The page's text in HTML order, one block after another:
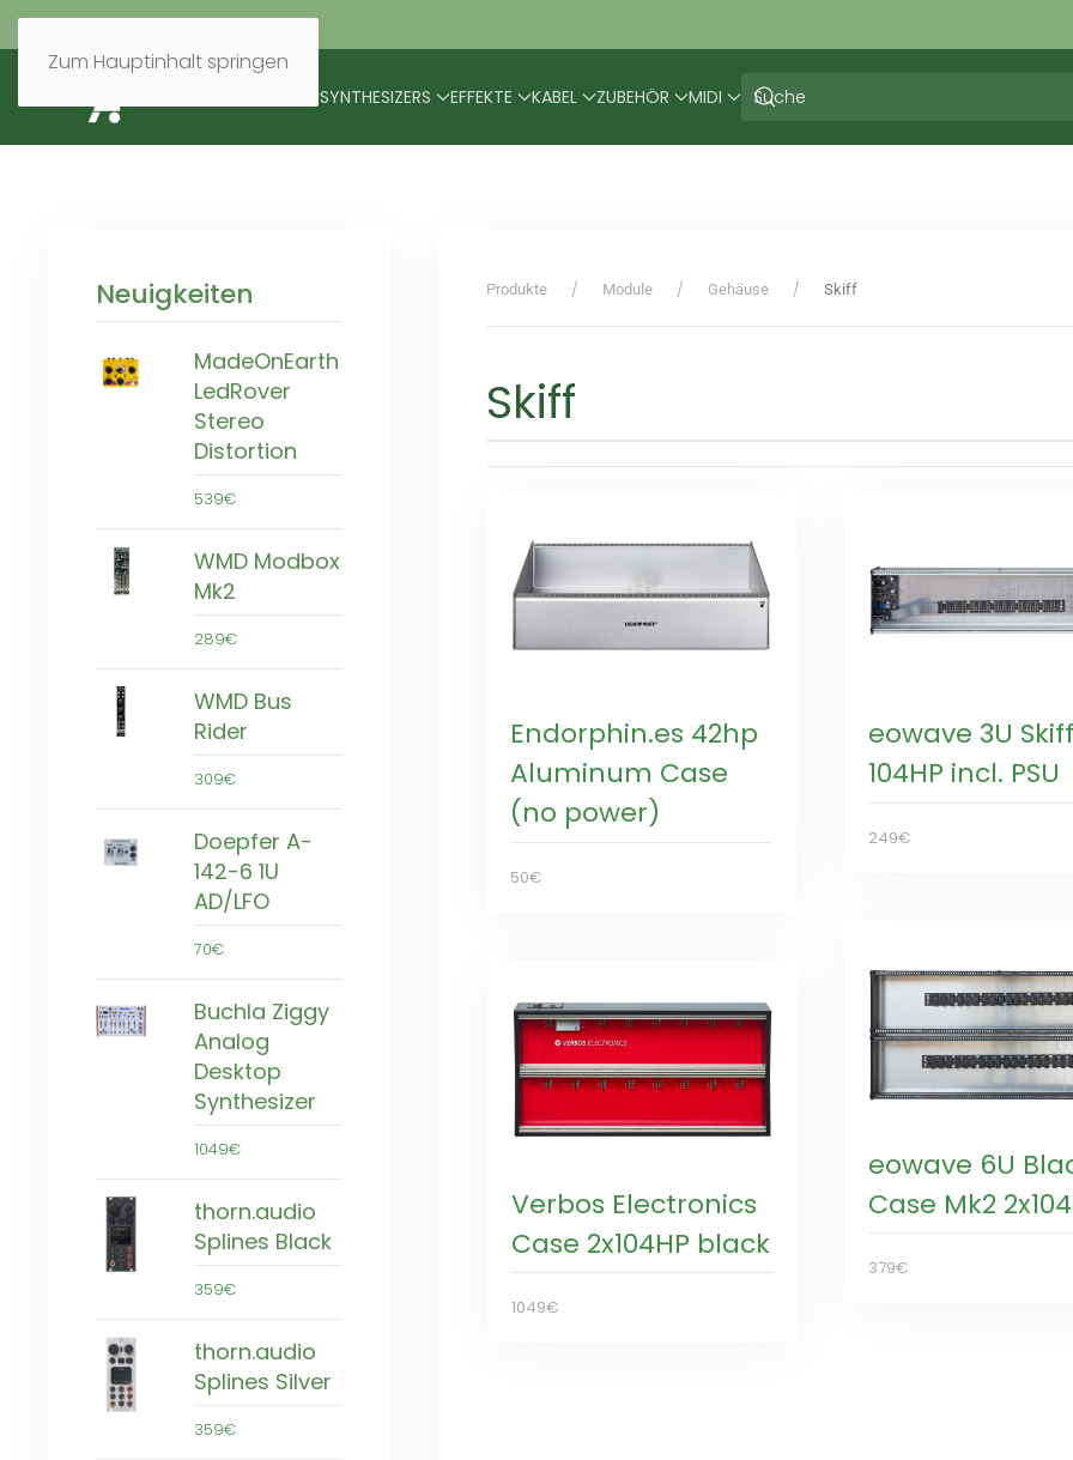
Zum Hauptinhalt springen
SYNTHESIZERS EFFEKTE KABEL ZUBEHÖR MIDI
Neuigkeiten
MadeOnEarth
LedRover
Stereo
Distortion
539€
WMD Modbox
Mk2
289€
WMD Bus
Rider
309€
Doepfer A-
142-6 1U
AD/LFO
70€
Buchla Ziggy
Analog
Desktop
Synthesizer
1049€
thorn.audio
Splines Black
359€
thorn.audio
Splines Silver
359€
Produkte Module Gehäuse Skiff
Skiff
Endorphin.es 42hp
Aluminum Case
(no power)
50€
eowave 3U Skiff
104HP incl. PSU
249€
eowave 6U
Case Mk2
379€
Verbos Electronics
Case 2x104HP black
1049€